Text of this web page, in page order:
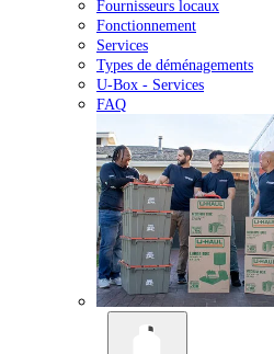
Fournisseurs locaux
Fonctionnement
Services
Types de déménagements
U-Box - Services
FAQ